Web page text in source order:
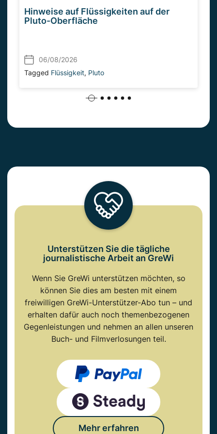
Hinweise auf Flüssigkeiten auf der
Pluto-Oberfläche
06/08/2026
Tagged Flüssigkeit, Pluto
Unterstützen Sie die tägliche
journalistische Arbeit an GreWi
Wenn Sie GreWi unterstützen möchten, so
können Sie dies am besten mit einem
freiwilligen GreWi-Unterstützer-Abo tun – und
erhalten dafür auch noch themenbezogenen
Gegenleistungen und nehmen an allen unseren
Buch- und Filmverlosungen teil.
Mehr erfahren